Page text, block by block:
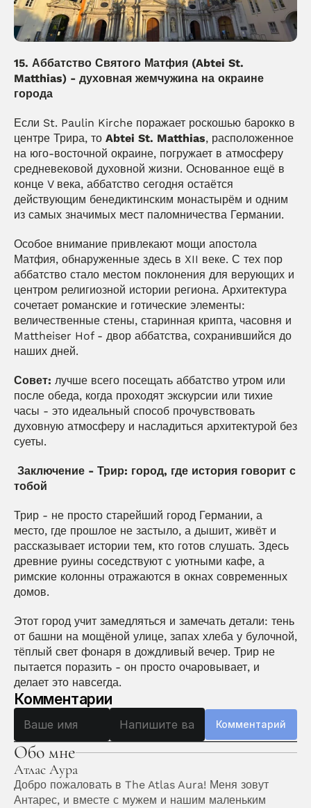
15. Аббатство Святого Матфия (Abtei St.
Matthias) - духовная жемчужина на окраине
города
Если St. Paulin Kirche поражает роскошью барокко в
центре Трира, то Abtei St. Matthias, расположенное
на юго-восточной окраине, погружает в атмосферу
средневековой духовной жизни. Основанное ещё в
конце V века, аббатство сегодня остаётся
действующим бенедиктинским монастырём и одним
из самых значимых мест паломничества Германии.
Особое внимание привлекают мощи апостола
Матфия, обнаруженные здесь в XII веке. С тех пор
аббатство стало местом поклонения для верующих и
центром религиозной истории региона. Архитектура
сочетает романские и готические элементы:
величественные стены, старинная крипта, часовня и
Mattheiser Hof - двор аббатства, сохранившийся до
наших дней.
Совет: лучше всего посещать аббатство утром или
после обеда, когда проходят экскурсии или тихие
часы - это идеальный способ прочувствовать
духовную атмосферу и насладиться архитектурой без
суеты.
Заключение - Трир: город, где история говорит с
тобой
Трир - не просто старейший город Германии, а
место, где прошлое не застыло, а дышит, живёт и
рассказывает истории тем, кто готов слушать. Здесь
древние руины соседствуют с уютными кафе, а
римские колонны отражаются в окнах современных
домов.
Этот город учит замедляться и замечать детали: тень
от башни на мощёной улице, запах хлеба у булочной,
тёплый свет фонаря в дождливый вечер. Трир не
пытается поразить - он просто очаровывает, и
делает это навсегда.
Комментарии
Комментарий
Обо мне
Атлас Аура
Добро пожаловать в The Atlas Aura! Меня зовут
Антарес, и вместе с мужем и нашим маленьким